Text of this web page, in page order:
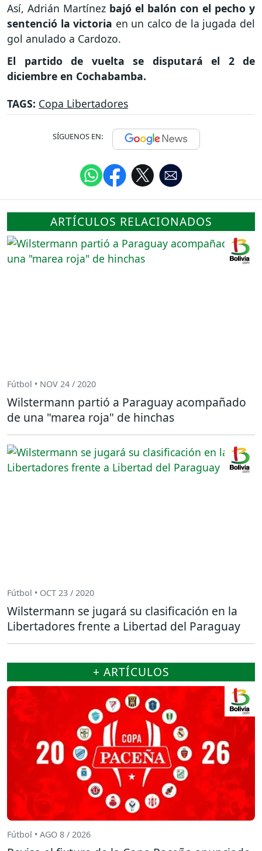
Así, Adrián Martínez bajó el balón con el pecho y
sentenció la victoria en un calco de la jugada del
gol anulado a Cardozo.
El partido de vuelta se disputará el 2 de
diciembre en Cochabamba.
TAGS: Copa Libertadores
SÍGUENOS EN:
ARTÍCULOS RELACIONADOS
Fútbol • NOV 24 / 2020
Wilstermann partió a Paraguay acompañado
de una "marea roja" de hinchas
Fútbol • OCT 23 / 2020
Wilstermann se jugará su clasificación en la
Libertadores frente a Libertad del Paraguay
+ ARTÍCULOS
Fútbol • AGO 8 / 2026